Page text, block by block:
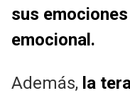
sus
emocional.
Además, la